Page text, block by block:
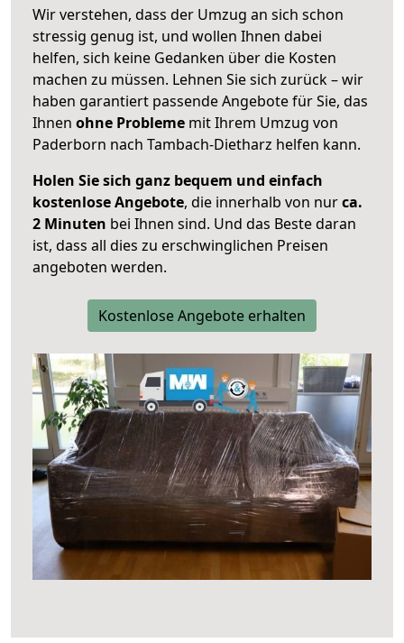
Wir verstehen, dass der Umzug an sich schon
stressig genug ist, und wollen Ihnen dabei
helfen, sich keine Gedanken über die Kosten
machen zu müssen. Lehnen Sie sich zurück – wir
haben garantiert passende Angebote für Sie, das
Ihnen ohne Probleme mit Ihrem Umzug von
Paderborn nach Tambach-Dietharz helfen kann.
Holen Sie sich ganz bequem und einfach
kostenlose Angebote, die innerhalb von nurca.
2 Minuten bei Ihnen sind. Und das Beste daran
ist, dass all dies zu erschwinglichen Preisen
angeboten werden.
Kostenlose Angebote erhalten